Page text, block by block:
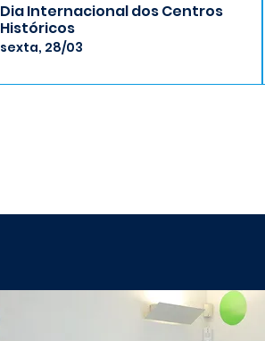
Dia Internacional dos Centros
Históricos
sexta, 28/03